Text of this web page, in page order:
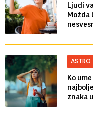
Ljudi
Možda
ASTRO
Ko
znaka